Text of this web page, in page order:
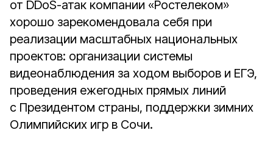
от DDoS-атак компании «Ростелеком»
хорошо зарекомендовала себя при
реализации масштабных национальных
проектов: организации системы
видеонаблюдения за ходом выборов и ЕГЭ,
проведения ежегодных прямых линий
с Президентом страны, поддержки зимних
Олимпийских игр в Сочи.